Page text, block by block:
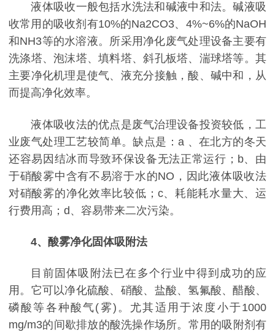
液体吸收一般包括水洗法和碱液中和法。碱液吸
收常用的吸收剂有10%的Na2CO3、4%~6%的NaOH
和NH3等的水溶液。所采用净化废气处理设备主要有
洗涤塔、泡沫塔、填料塔、斜孔板塔、湍球塔等。其
主要净化机理是使气、液充分接触，酸、碱中和，从
而提高净化效率。
液体吸收法的优点是废气治理设备投资较低，工
业废气处理工艺较简单。缺点是：a 、在北方的冬天
还容易因结冰而导致环保设备无法正常运行；b、由
于硝酸雾中含有不易溶于水的NO，因此液体吸收法
对硝酸雾的净化效率比较低；c、耗能耗水量大、运
行费用高；d、容易带来二次污染。
4、酸雾净化固体吸附法
目前固体吸附法已在多个行业中得到成功的应
用。它可以净化硫酸、硝酸、盐酸、氢氟酸、醋酸、
磷酸等各种酸气(雾)。尤其适用于浓度小于1000
mg/m3的间歇排放的酸洗操作场所。常用的吸附剂有